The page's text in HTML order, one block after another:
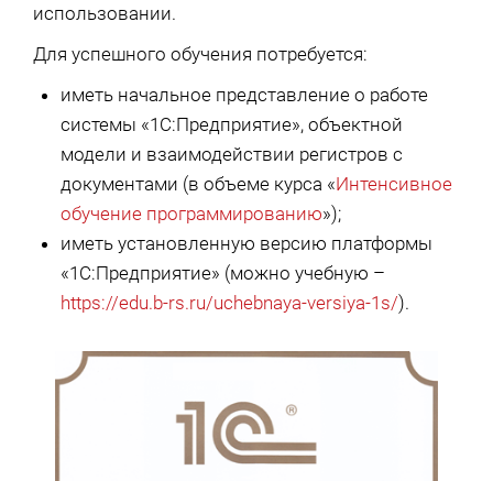
использовании.
Для успешного обучения потребуется:
иметь начальное представление о работе
системы «1С:Предприятие», объектной
модели и взаимодействии регистров с
документами (в объеме курса «Интенсивное
обучение программированию»);
иметь установленную версию платформы
«1С:Предприятие» (можно учебную –
https://edu.b-rs.ru/uchebnaya-versiya-1s/).